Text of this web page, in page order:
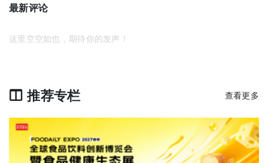
最新评论
这里空空如也，期待你的发声！
推荐专栏 查看更多